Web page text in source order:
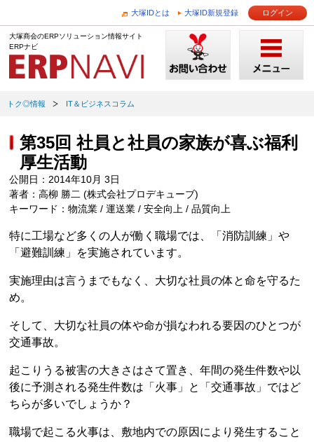
大塚IDとは 大塚ID新規登録 ログイン
大塚商会のERPソリューション情報サイト
ERPナビ
トク◎情報 IT＆ビジネスコラム
第35回 社員と社員の家族が喜ぶ福利
厚生活動
公開日：2014年10月 3日
著者：高柳 勝二 (株式会社プロデキューブ)
キーワード：物流業 / 運送業 / 安全向上 / 品質向上
特に工場など多くの人が働く職場では、「消防訓練」や
「避難訓練」を実施されています。
実施理由は言うまでもなく、大切な社員の体と命を守るた
め。
そして、大切な社員の体や命が損なわれる要因のひとつが
交通事故。
起こりうる被害の大きさはさて置き、年間の発生件数や以
後に予測される発生件数は「火事」と「交通事故」ではど
ちらが多いでしょうか？
職場で起こる火事は、敷地内での原因により発生すること